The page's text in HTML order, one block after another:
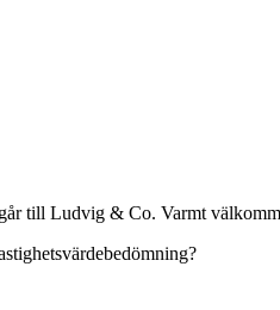
till Ludvig & Co. Varmt